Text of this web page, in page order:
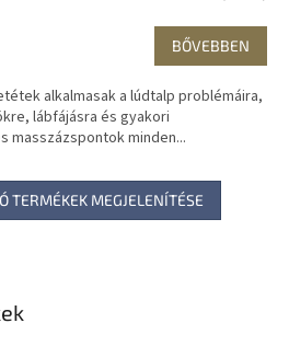
BŐVEBBEN
alkalmasak a lúdtalp problémáira,
lábfájásra és gyakori
masszázspontok minden...
TERMÉKEK MEGJELENÍTÉSE